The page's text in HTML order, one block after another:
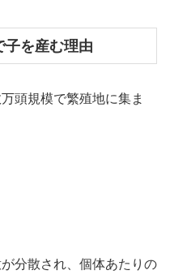
を産む理由
頭規模で繁殖地に集ま
分散され、個体あたりの